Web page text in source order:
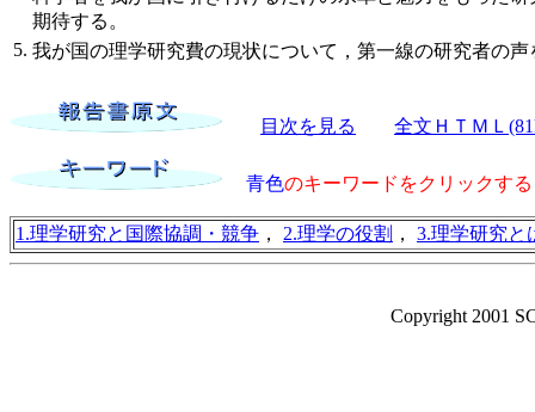
期待する。
5. 我が国の理学研究費の現状について，第一線の研究者の
目次を見る 全文ＨＴＭＬ
青色のキーワードをクリックす
1.理学研究と国際協調・競争 ， 2.理学の役割 ， 3.理学研究と
Copyright 2001